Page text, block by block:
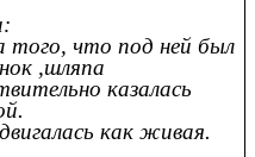
того, что под ней был
,шляпа
казалась
как живая.